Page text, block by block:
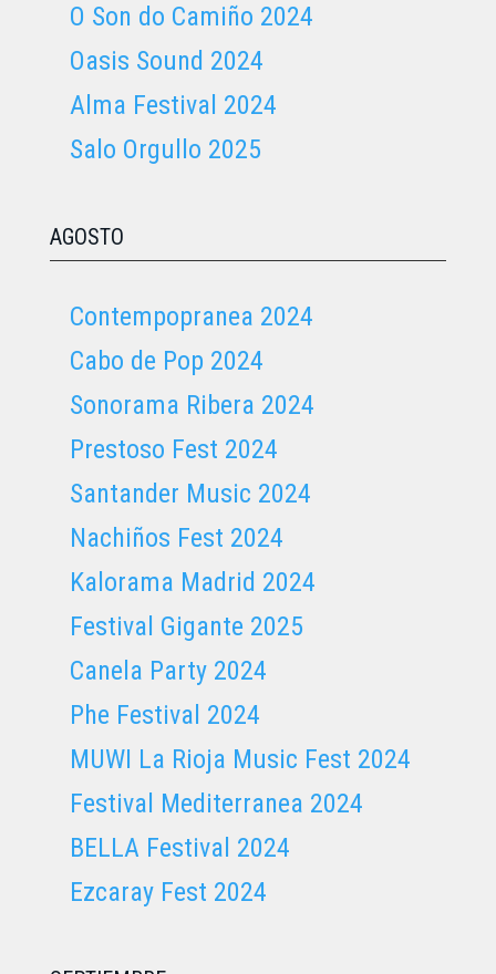
O Son do Camiño 2024
Oasis Sound 2024
Alma Festival 2024
Salo Orgullo 2025
AGOSTO
Contempopranea 2024
Cabo de Pop 2024
Sonorama Ribera 2024
Prestoso Fest 2024
Santander Music 2024
Nachiños Fest 2024
Kalorama Madrid 2024
Festival Gigante 2025
Canela Party 2024
Phe Festival 2024
MUWI La Rioja Music Fest 2024
Festival Mediterranea 2024
BELLA Festival 2024
Ezcaray Fest 2024